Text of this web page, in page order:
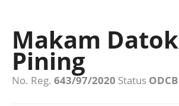
Makam Datok
Pining
No. Reg. 643/97/2020 Status ODCB